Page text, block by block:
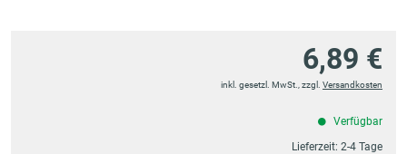
6,89 €
inkl. gesetzl. MwSt., zzgl. Versandkosten
Verfügbar
Lieferzeit: 2-4 Tage